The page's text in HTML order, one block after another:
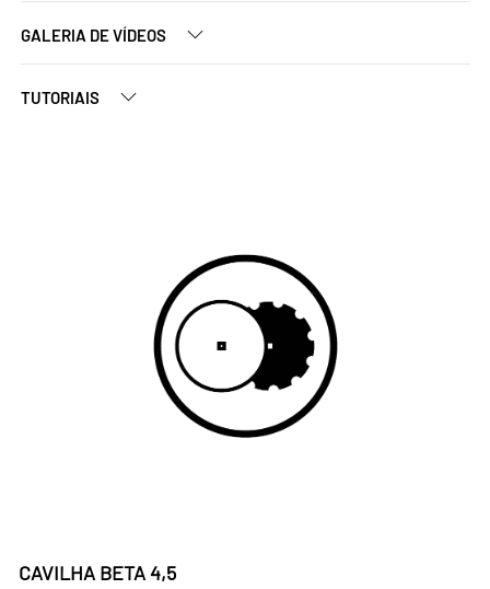
GALERIA DE VÍDEOS
TUTORIAIS
CAVILHA BETA 4,5